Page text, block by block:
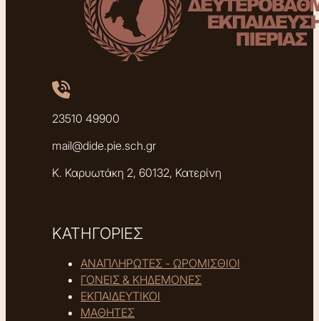
23510 49900
mail@dide.pie.sch.gr
Κ. Καρυωτάκη 2, 60132, Κατερίνη
ΚΑΤΗΓΟΡΙΕΣ
ΑΝΑΠΛΗΡΩΤΕΣ - ΩΡΟΜΙΣΘΙΟΙ
ΓΟΝΕΙΣ & ΚΗΔΕΜΟΝΕΣ
ΕΚΠΑΙΔΕΥΤΙΚΟΙ
ΜΑΘΗΤΕΣ